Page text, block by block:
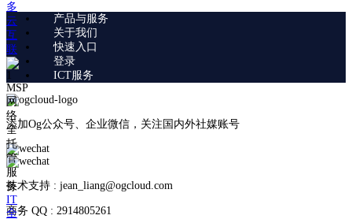
多
云
互
联
MSP
网
络
全
托
管
服
务
IT
全
产品与服务
关于我们
快速入口
登录
ICT服务
添加Og公众号、企业微信，关注国内外社媒账号
技术支持 : jean_liang@ogcloud.com
商务 QQ : 2914805261